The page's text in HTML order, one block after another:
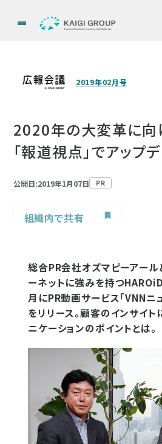
2019年02月号
2020年の大変革に向
「報道視点」でアップ
公開日:2019年1月07日 PR
組織内で共有
総合PR会社オズマピーアー
ーネットに強みを持つHAROiD
月にPR動画サービス「VNNニ
をリリース。顧客のインサイト
ニケーションのポイントとは。